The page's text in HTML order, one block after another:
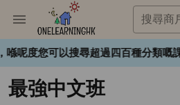
搜尋商
您可以搜尋超過四百種分類嘅課
最強中文班